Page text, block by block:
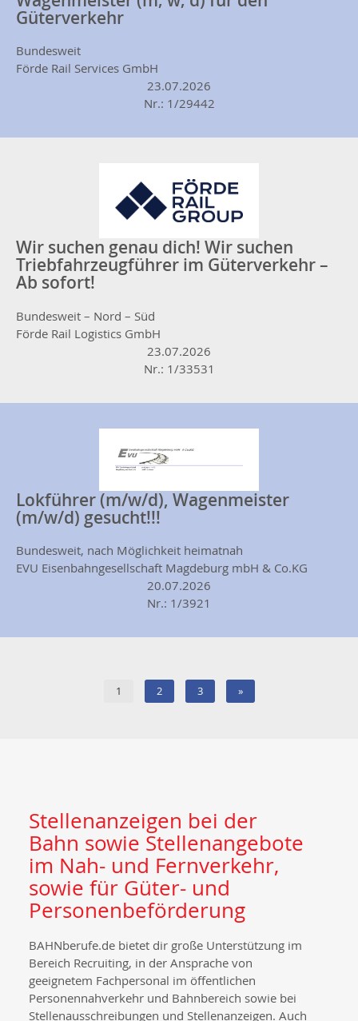
Güterverkehr
Bundesweit
Förde Rail Services GmbH
23.07.2026
Nr.: 1/29442
Wir suchen genau dich! Wir suchen
Triebfahrzeugführer im Güterverkehr –
Ab sofort!
Bundesweit – Nord – Süd
Förde Rail Logistics GmbH
23.07.2026
Nr.: 1/33531
Lokführer (m/w/d), Wagenmeister
(m/w/d) gesucht!!!
Bundesweit, nach Möglichkeit heimatnah
EVU Eisenbahngesellschaft Magdeburg mbH & Co.KG
20.07.2026
Nr.: 1/3921
1 2 3 »
Stellenanzeigen bei der
Bahn sowie Stellenangebote
im Nah- und Fernverkehr,
sowie für Güter- und
Personenbeförderung
BAHNberufe.de bietet dir große Unterstützung im
Bereich Recruiting, in der Ansprache von
geeignetem Fachpersonal im öffentlichen
Personennahverkehr und Bahnbereich sowie bei
Stellenausschreibungen und Stellenanzeigen. Auch